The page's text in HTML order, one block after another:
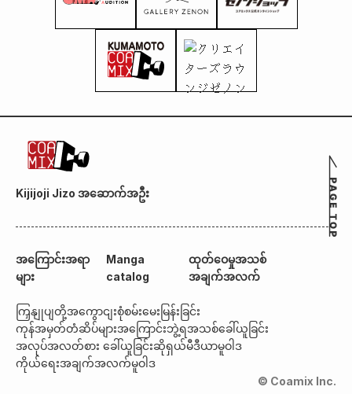
Kijijoji Jizo အဆောက်အဦး
အကြောင်းအရာ
များ
Manga
catalog
ထုတ်ဝေမှုအသစ်
အချက်အလက်
ကြှနျုပျတို့အကွောငျးစုံစမ်းမေးမြန်းခြင်း
ကုန်အမှတ်တံဆိပ်များအကြောင်းဘွဲ့ရအသစ်ခေါ်ယူခြင်း
အလုပ်အလတ်စား ခေါ်ယူခြင်းဆိုရှယ်မီဒီယာမူဝါဒ
ကိုယ်ရေးအချက်အလက်မူဝါဒ
© Coamix Inc.